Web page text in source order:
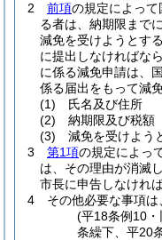
2
前項の規定によっ
る者は、納期限まで
減免を受けようとす
に提出しなければなら
に係る減免申請は、
係る届出をもって減
(1)
氏名及び住所
(2)
納期限及び税額
(3)
減免を受けよう
3
第1項の規定によっ
は、その理由が消滅
市長に申告しなけれ
4
その他必要な事項は
(平18条例10
条繰下、平20